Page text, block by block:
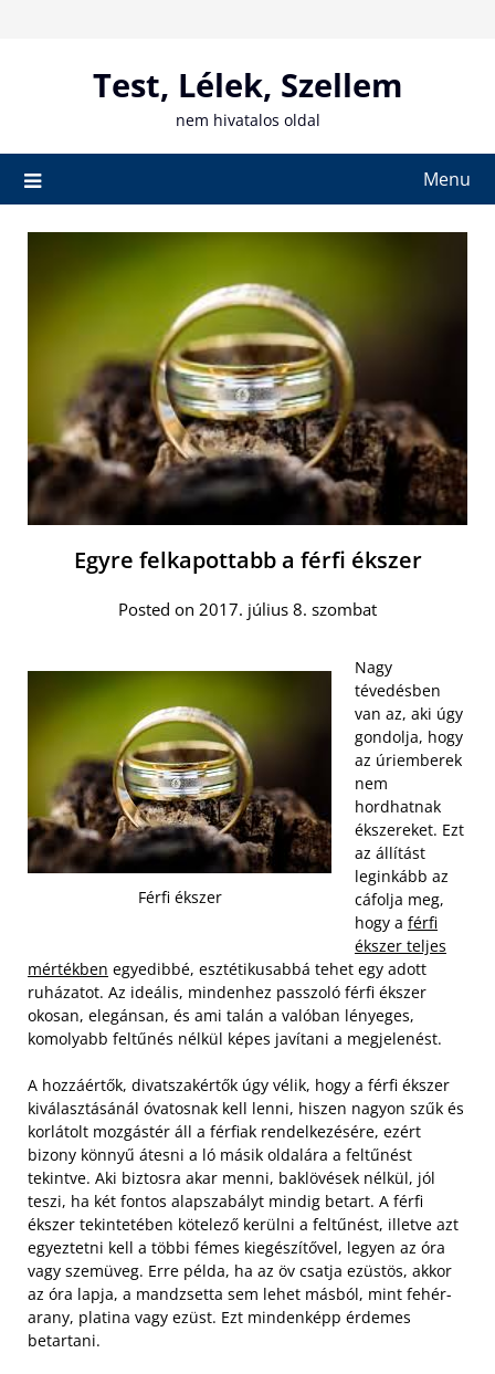
Test, Lélek, Szellem
nem hivatalos oldal
Menu
Egyre felkapottabb a férfi ékszer
Posted on 2017. július 8. szombat
Férfi ékszer
Nagy
tévedésben
van az, aki úgy
gondolja, hogy
az úriemberek
nem
hordhatnak
ékszereket. Ezt
az állítást
leginkább az
cáfolja meg,
hogy a férfi
ékszer teljes
mértékben egyedibbé, esztétikusabbá tehet egy adott
ruházatot. Az ideális, mindenhez passzoló férfi ékszer
okosan, elegánsan, és ami talán a valóban lényeges,
komolyabb feltűnés nélkül képes javítani a megjelenést.
A hozzáértők, divatszakértők úgy vélik, hogy a férfi ékszer
kiválasztásánál óvatosnak kell lenni, hiszen nagyon szűk és
korlátolt mozgástér áll a férfiak rendelkezésére, ezért
bizony könnyű átesni a ló másik oldalára a feltűnést
tekintve. Aki biztosra akar menni, baklövések nélkül, jól
teszi, ha két fontos alapszabályt mindig betart. A férfi
ékszer tekintetében kötelező kerülni a feltűnést, illetve azt
egyeztetni kell a többi fémes kiegészítővel, legyen az óra
vagy szemüveg. Erre példa, ha az öv csatja ezüstös, akkor
az óra lapja, a mandzsetta sem lehet másból, mint fehér-
arany, platina vagy ezüst. Ezt mindenképp érdemes
betartani.